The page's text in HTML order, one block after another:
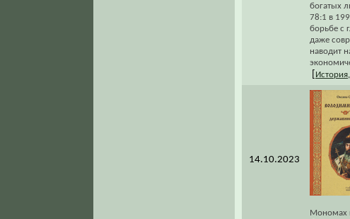
богатых
78:1 в
борьбе с
даже
наводит
История
14.10.2023
Мономах